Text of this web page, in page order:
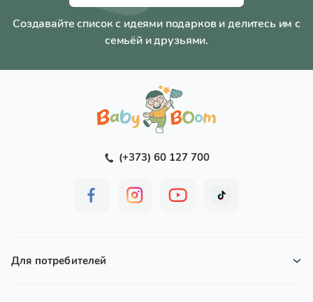
Создавайте список с идеями подарков и делитесь им с
семьёй и друзьями.
(+373) 60 127 700
Для потребителей